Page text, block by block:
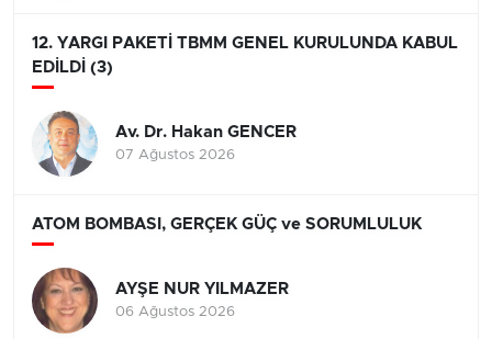
12. YARGI PAKETİ TBMM GENEL KURULUNDA KABUL
EDİLDİ (3)
Av. Dr. Hakan GENCER
07 Ağustos 2026
ATOM BOMBASI, GERÇEK GÜÇ ve SORUMLULUK
AYŞE NUR YILMAZER
06 Ağustos 2026